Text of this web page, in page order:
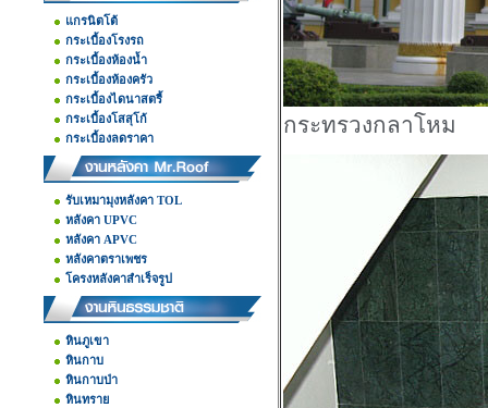
แกรนิตโต้
กระเบื้องโรงรถ
กระเบื้องห้องน้ำ
กระเบื้องห้องครัว
กระเบื้องไดนาสตรี้
กระเบื้องโสสุโก้
กระเบื้องลดราคา
รับเหมามุงหลังคา TOL
หลังคา UPVC
หลังคา APVC
หลังคาตราเพชร
โครงหลังคาสำเร็จรูป
หินภูเขา
หินกาบ
หินกาบป่า
หินทราย
กระทรวงกลาโหม